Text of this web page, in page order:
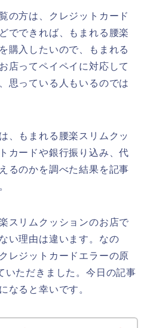
の方は、クレジットカード
でできれば、もまれる腰楽
購入したいので、もまれる
店ってペイペイに対応して
思っている人もいるのでは
、もまれる腰楽スリムクッ
カードや銀行振り込み、代
るのかを調べた結果を記事
スリムクッションのお店で
い理由は違います。なの
レジットカードエラーの原
いただきました。今日の記事
なると幸いです。